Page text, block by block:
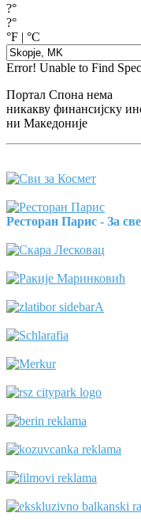
?°
?°
°F | °C
Error! Unable to Find
Портал Спона нема
никакву финансијску
ни Македоније
Ресторан Парис - За